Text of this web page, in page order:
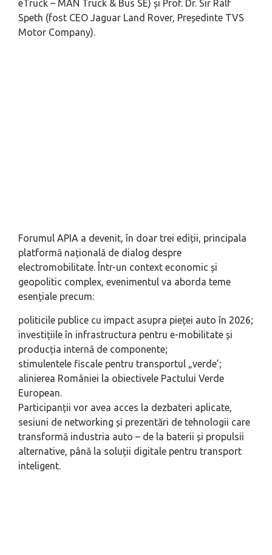
eTruck – MAN Truck & Bus SE) și Prof. Dr. Sir Ralf
Speth (fost CEO Jaguar Land Rover, Președinte TVS
Motor Company).
Forumul APIA a devenit, în doar trei ediții, principala
platformă națională de dialog despre
electromobilitate. Într-un context economic și
geopolitic complex, evenimentul va aborda teme
esențiale precum:
politicile publice cu impact asupra pieței auto în 2026;
investițiile în infrastructura pentru e-mobilitate și
producția internă de componente;
stimulentele fiscale pentru transportul „verde’;
alinierea României la obiectivele Pactului Verde
European.
Participanții vor avea acces la dezbateri aplicate,
sesiuni de networking și prezentări de tehnologii care
transformă industria auto – de la baterii și propulsii
alternative, până la soluții digitale pentru transport
inteligent.